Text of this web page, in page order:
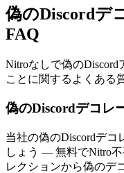
偽のDiscordデ
FAQ
Nitroなしで偽の
ことに関するよくある
偽のDiscordデコレ
当社の偽のDiscordデコ
しょう — 無料でNitro
レクションから偽のデ